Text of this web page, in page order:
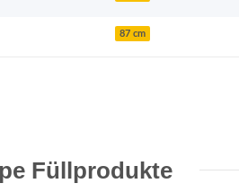
87 cm
Füllprodukte